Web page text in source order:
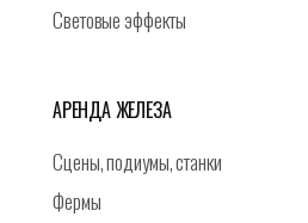
Световые эффекты
АРЕНДА ЖЕЛЕЗА
Сцены, подиумы, станки
Фермы